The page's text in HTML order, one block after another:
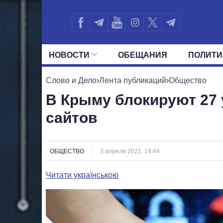
НОВОСТИ ОБЕЩАНИЯ
ВСЕ ПОЛИТИКИ ПРЕЗИДЕНТ И
Слово и Дело›Лента публикаций›Общество
В Крыму блокируют 27
сайтов
ОБЩЕСТВО 3 апреля 2021, 14:44
Читати українською